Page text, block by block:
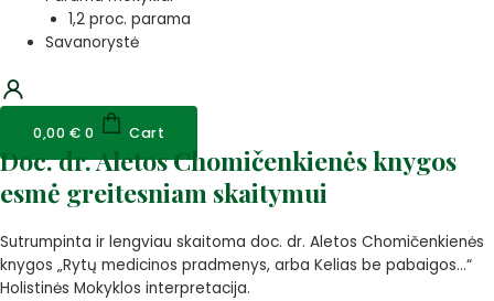
1,2 proc. parama
Savanorystė
0,00 € 0 Cart
Doc. dr. Aletos Chomičenkienės knygos
esmė greitesniam skaitymui
Sutrumpinta ir lengviau skaitoma doc. dr. Aletos Chomičenkienės
knygos „Rytų medicinos pradmenys, arba Kelias be pabaigos…“
Holistinės Mokyklos interpretacija.